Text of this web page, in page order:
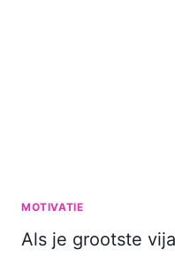
MOTIVATIE
Als je grootste